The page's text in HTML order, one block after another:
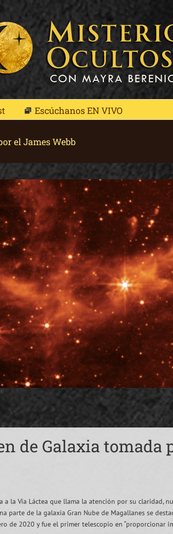
Escúchanos EN VIVO
el James Webb
de Galaxia tomada
la Vía Láctea que llama la atención por su claridad,
parte de la galaxia Gran Nube de Magallanes se
de 2020 y fue el primer telescopio en “proporcionar